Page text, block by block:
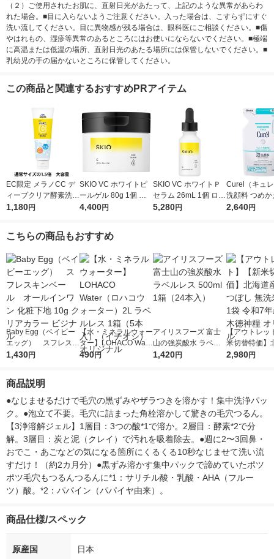
（２）ご使用されたお肌に、直射日光があたって、上記のような異常があらわ
れた場合。■目に入らないようご注意ください。入った場合は、こすらずにすぐ
洗い流してください。目に異物感が残る場合は、眼科医にご相談ください。■傷
やはれもの、湿疹等異常のあるところにはお使いにならないでください。■極端
に高温または低温の場所、直射日光のあたる場所には保管しないでください。■
乳幼児の手の届かないところに保管してください。
この商品と関連するおすすめPRアイテム
EC限定 メラノCC デ
ィープクリア酵素洗顔
200g 大容量 洗顔フォ
1,180円
SKIO VC ホワイトピ
ールゲル 80g 1個 ロ
ート製薬 オールイン
れ 乾燥肌
4,400円
SKIO VC ホワイトＰ
セラム 26mL 1個 ロー
ト製薬 美白 ビタミ
5,280円
Curel（キュ
洗顔料 つめ
0mL×2個 花
2,640円
こちらの商品もおすすめ
Baby Egg（ベイビー
エッグ） スフレスキ
ンベール オールイン
1,430円
【水・ミネラルウォー
ター】LOHACO Wate
r（ロハコウォータ
490円
アイリスフーズ 富士
山の強炭酸水 ラベル
レス 500ml 1箱（24
1,420円
【アウトレッ
米切替特価】
ななつぼし 無
2,980円
商品説明
●なじませるだけで毛穴の黒ずみやザラつきを溶かす！集中洗浄パッ
ク。●泡立て不要。毛穴に詰まった角栓溶かして驚きの毛穴つるん。
【3浄溶解ジェル】1層目：3つの酸*1で溶か。2層目：酵素*2で分
解。3層目：炭と泥（クレイ）で汚れを吸着除去。●週に2〜3回鼻・
おでこ・あごなどの気になる箇所にくるくる10秒なじませて洗い流
すだけ！（約2カ月分）●黒ずみ溶かす集中パックで諦めていたポツ
ポツ毛穴もつるんつるんに*1：サリチル酸・乳酸・AHA（フルー
ツ）酸。*2：パパイン（パパイヤ由来）。
商品仕様/スペック
原産国 日本